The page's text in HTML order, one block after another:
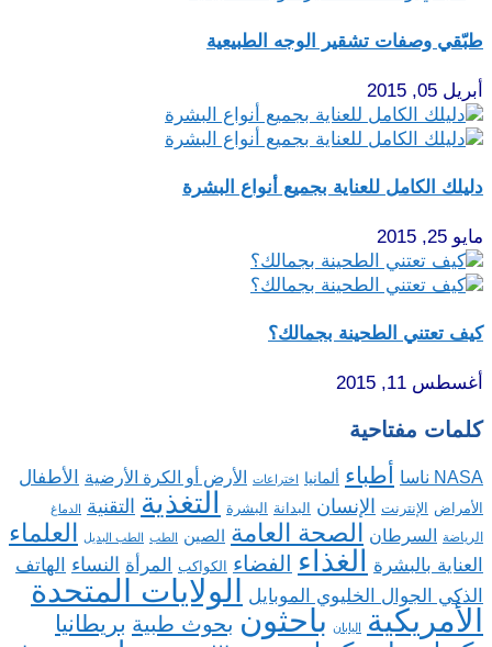
طبّقي وصفات تشقير الوجه الطبيعية
أبريل 05, 2015
دليلك الكامل للعناية بجميع أنواع البشرة
مايو 25, 2015
كيف تعتني الطحينة بجمالك؟
أغسطس 11, 2015
كلمات مفتاحية
NASA ناسا أطباء ألمانيا اختراعات الأرض أو الكرة الأرضية الأطفال
الأمراض الإنترنت الإنسان البدانة البشرة التغذية التقنية الدماغ
الرياضة السرطان الصحة العامة الصين الطب الطب البديل العلماء
العناية بالبشرة الغذاء الفضاء الكواكب المرأة النساء
الهاتف
الذكي الجوال الخليوي الموبايل
الولايات المتحدة
الأمريكية
اليابان باحثون بحوث طبية بريطانيا